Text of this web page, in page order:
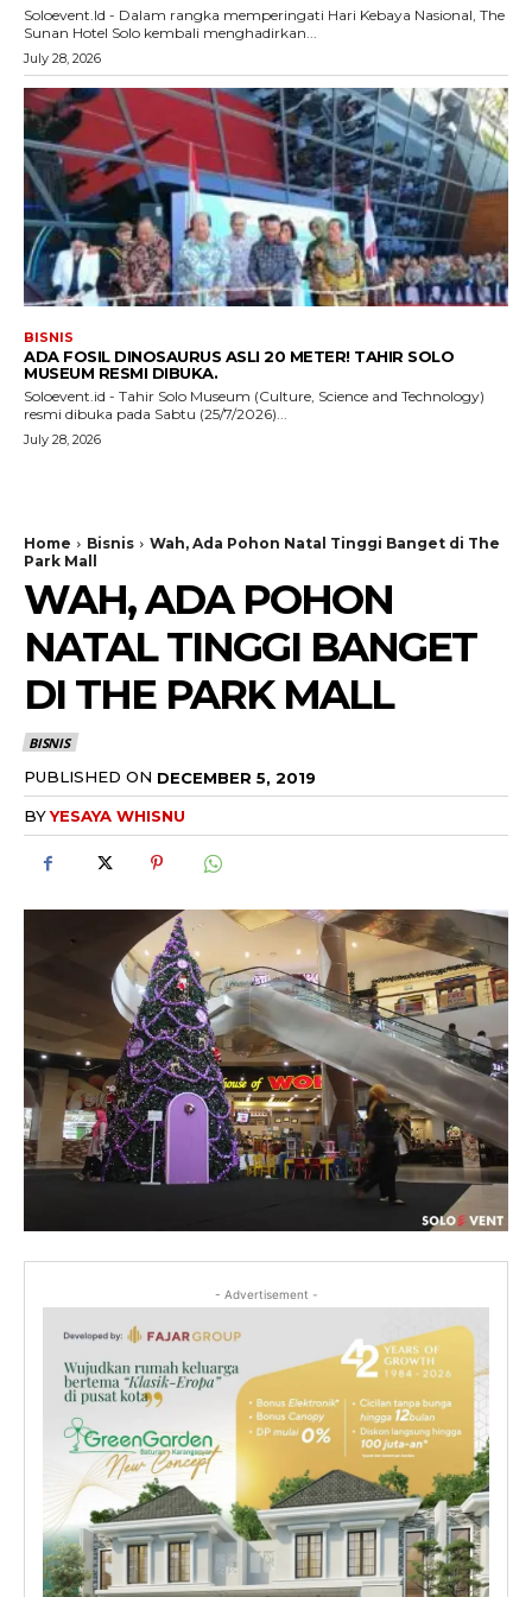
Soloevent.Id - Dalam rangka memperingati Hari Kebaya Nasional, The
Sunan Hotel Solo kembali menghadirkan...
July 28, 2026
BISNIS
ADA FOSIL DINOSAURUS ASLI 20 METER! TAHIR SOLO
MUSEUM RESMI DIBUKA.
Soloevent.id - Tahir Solo Museum (Culture, Science and Technology)
resmi dibuka pada Sabtu (25/7/2026)...
July 28, 2026